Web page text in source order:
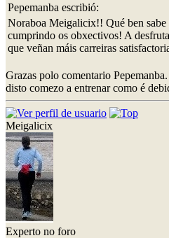
Pepemanba escribió:
Noraboa Meigalicix!! Qué ben sabe
cumprindo os obxectivos! A
que veñan máis carreiras
Grazas polo comentario
disto comezo a entrenar como é
Meigalicix
Experto no foro